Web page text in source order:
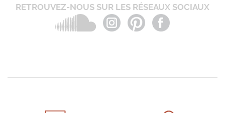
RETROUVEZ-NOUS SUR LES RÉSEAUX SOCIAUX